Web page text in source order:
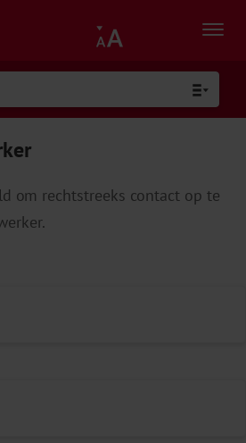
om rechtstreeks contact op te